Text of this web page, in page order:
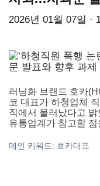
2026년 01월 07일 ·
러닝화 브랜드 호카
코 대표가 하청업체
직에서 물러났다고
유통업계가 참고할
메인 키워드: 호카대표